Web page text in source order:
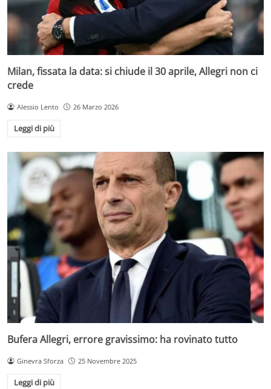
Milan, fissata la data: si chiude il 30 aprile, Allegri non ci
crede
Alessio Lento 26 Marzo 2026
Leggi di più
Bufera Allegri, errore gravissimo: ha rovinato tutto
Ginevra Sforza 25 Novembre 2025
Leggi di più